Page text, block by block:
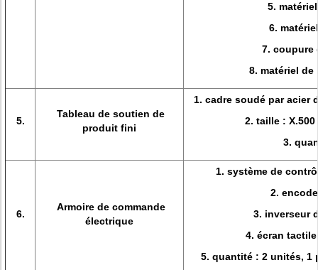
5.
6.
7. coupure
8. matériel de
5.
Tableau de soutien de
produit fini
1. cadre soudé par acier
2. taille : X.500
3.
6.
Armoire de commande
électrique
1. système de
2.
3. inverseur
4. écran
5. quantité : 2 unités, 1